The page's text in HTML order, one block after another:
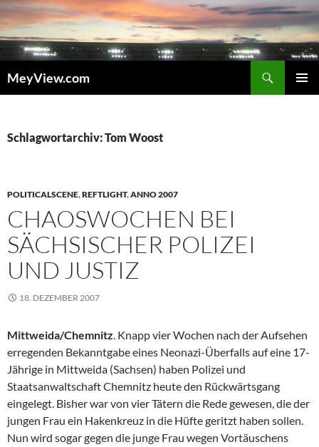
Zum
Inhalt
springen
MeyView.com
Schlagwortarchiv: Tom Woost
POLITICALSCENE,REFTLIGHT,ANNO 2007
CHAOSWOCHEN BEI
SÄCHSISCHER POLIZEI
UND JUSTIZ
18. DEZEMBER 2007
Mittweida/Chemnitz. Knapp vier Wochen nach der Aufsehen
erregenden Bekanntgabe eines Neonazi-Überfalls auf eine 17-
Jährige in Mittweida (Sachsen) haben Polizei und
Staatsanwaltschaft Chemnitz heute den Rückwärtsgang
eingelegt. Bisher war von vier Tätern die Rede gewesen, die der
jungen Frau ein Hakenkreuz in die Hüfte geritzt haben sollen.
Nun wird sogar gegen die junge Frau wegen Vortäuschens